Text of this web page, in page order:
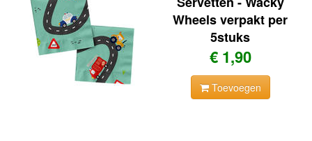
Wheels verpakt per
5stuks
€ 1,90
Toevoegen